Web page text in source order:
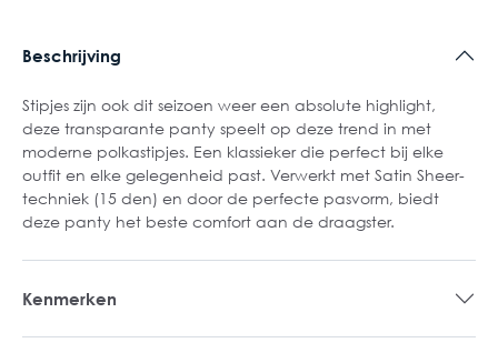
Beschrijving
Stipjes zijn ook dit seizoen weer een absolute highlight,
deze transparante panty speelt op deze trend in met
moderne polkastipjes. Een klassieker die perfect bij elke
outfit en elke gelegenheid past. Verwerkt met Satin Sheer-
techniek (15 den) en door de perfecte pasvorm, biedt
deze panty het beste comfort aan de draagster.
Kenmerken